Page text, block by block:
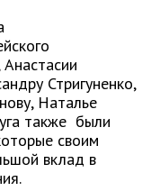
Стригуненко,
Наталье
также были
своим
вклад в